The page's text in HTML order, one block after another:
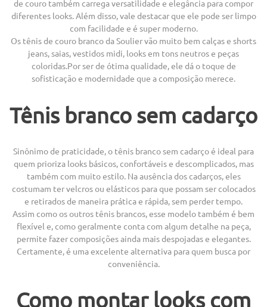
de couro também carrega versatilidade e elegância para compor
diferentes looks. Além disso, vale destacar que ele pode ser limpo
com facilidade e é super moderno.
Os tênis de couro branco da Soulier vão muito bem calças e shorts
jeans, saias, vestidos midi, looks em tons neutros e peças
coloridas.Por ser de ótima qualidade, ele dá o toque de
sofisticação e modernidade que a composição merece.
Tênis branco sem cadarço
Sinônimo de praticidade, o tênis branco sem cadarço é ideal para
quem prioriza looks básicos, confortáveis e descomplicados, mas
também com muito estilo. Na ausência dos cadarços, eles
costumam ter velcros ou elásticos para que possam ser colocados
e retirados de maneira prática e rápida, sem perder tempo.
Assim como os outros tênis brancos, esse modelo também é bem
flexível e, como geralmente conta com algum detalhe na peça,
permite fazer composições ainda mais despojadas e elegantes.
Certamente, é uma excelente alternativa para quem busca por
conveniência.
Como montar looks com